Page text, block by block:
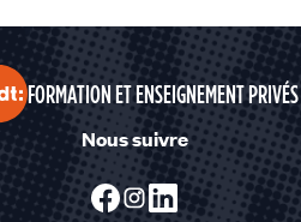
FORMATION ET ENSEIGNEMENT PRIVÉS
Nous suivre